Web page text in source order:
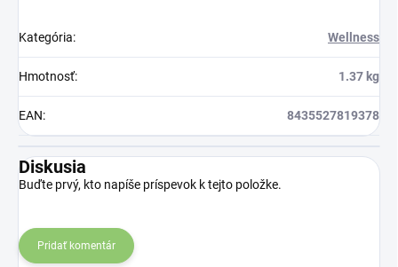
Kategória: Wellness
Hmotnosť: 1.37 kg
EAN: 8435527819378
Diskusia
Buďte prvý, kto napíše príspevok k tejto položke.
Pridať komentár